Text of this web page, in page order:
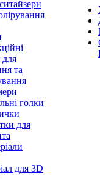
та
голки
для
для 3D